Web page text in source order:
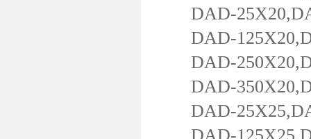
DAD-
DAD-
DAD-
DAD-
DAD-